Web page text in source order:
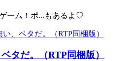
ーム！ポ...もあるよ♡
タだ。（RTP同梱版）